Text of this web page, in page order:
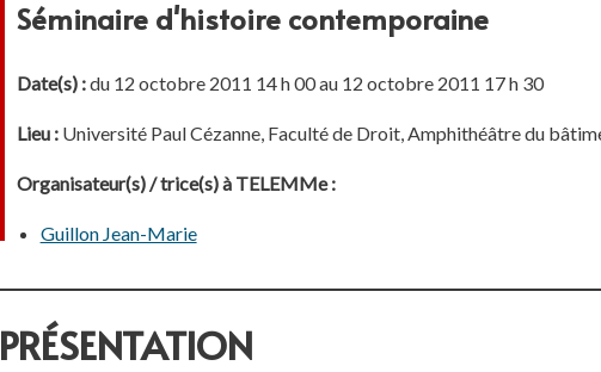
Séminaire d'histoire contemporaine
Date(s) :du 12 octobre 2011 14 h 00 au 12 octobre 2011 17 h 30
Lieu :Université Paul Cézanne, Faculté de Droit, Amphithéâtre du
Organisateur(s) / trice(s) à TELEMMe :
Guillon Jean-Marie
PRÉSENTATION